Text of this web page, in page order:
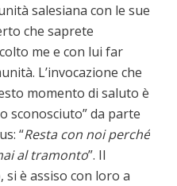
salesiana con le sue
che saprete
me e con lui far
L’invocazione che
momento di saluto è
sconosciuto” da parte
“Resta con noi perché
al tramonto”. Il
si è assiso con loro a